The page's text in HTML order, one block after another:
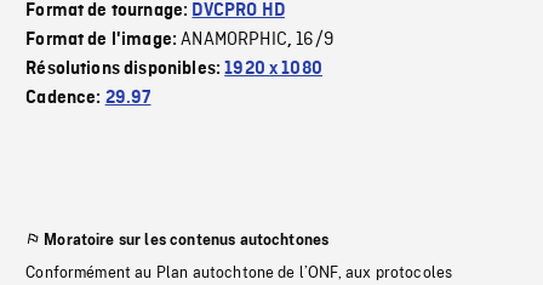
Format de tournage: DVCPRO HD
Format de l'image:ANAMORPHIC,16/9
Résolutions disponibles:1920 x 1080
Cadence: 29.97
Moratoire sur les contenus autochtones
Conformément au Plan autochtone de l’ONF, aux protocoles